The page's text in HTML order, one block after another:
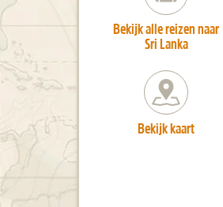
Bekijk alle reizen naar
Sri Lanka
Bekijk kaart